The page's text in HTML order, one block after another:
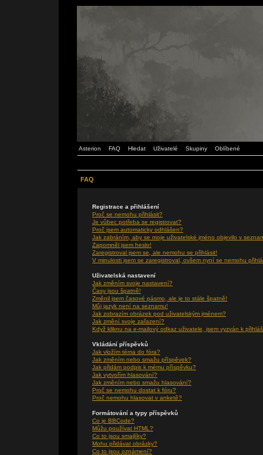
Asterion FAQ Hledat Uživatelé Skupiny Oblíbené
FAQ
Registrace a přihlášení
Proč se nemohu přihlásit?
Je vůbec potřeba se registrovat?
Proč jsem automaticky odhlášen?
Jak zabráním, aby se moje uživatelské jméno objevilo v
Zapomněl jsem heslo!
Zaregistroval jsem se, ale nemohu se přihlásit!
V minulosti jsem se zaregistroval, ovšem nyní se nemohu
Uživatelská nastavení
Jak změním svoje nastavení?
Časy jsou špatně!
Změnil jsem časové pásmo, ale je to stále špatně!
Můj jazyk není na seznamu!
Jak zobrazím obrázek pod uživatelským jménem?
Jak změní svoje zařazení?
Když kliknu na e-mailový odkaz uživatele, jsem vyzván k
Vkládání příspěvků
Jak vložím téma do fóra?
Jak změním nebo smažu příspěvek?
Jak přidám podpis k mému příspěvku?
Jak vytvořím hlasování?
Jak změním nebo smažu hlasování?
Proč se nemohu dostat k fóru?
Proč nemohu hlasovat v anketě?
Formátování a typy příspěvků
Co je BBCode?
Můžu používat HTML?
Co to jsou smajlíky?
Mohu přidávat obrázky?
Co to jsou oznámení?